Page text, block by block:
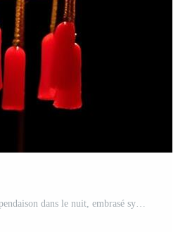
ai généré chinois lanternes pendaison dans le nuit, embrasé symboles de fête généré par ai Photo Gratuite